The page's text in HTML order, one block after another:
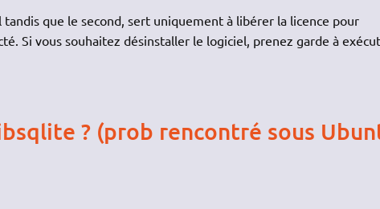
que le second, sert uniquement à libérer la licence pour
Si vous souhaitez désinstaller le logiciel, prenez garde à
? (prob rencontré sous